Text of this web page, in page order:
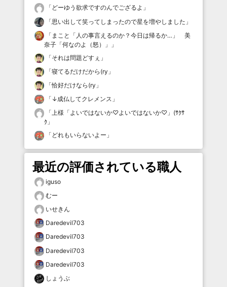
「 どーゆう欲求ですのんでござるよ 」
「思い出して笑ってしまったので星を増やしました 」
「 まこと「人の事言えるのか？今日は帰るか…」 美
奈子「何なのよ（怒）」
」
「それは問題どすぇ 」
「寝てるだけだから(ry 」
「恰好だけなら(ry 」
「 ↓成仏してクレメンス 」
「上様「よいではないか♡よいではないか♡」(ｻｸｻ
ｸ 」
「 どれもいらないよー 」
最近の評価されている職人
iguso
むー
いせきん
Daredevil703
Daredevil703
Daredevil703
Daredevil703
しょうぶ